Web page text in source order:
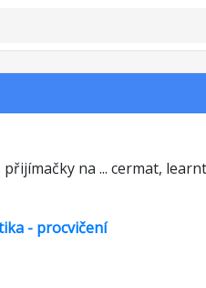
na ... cermat,
- procvičení